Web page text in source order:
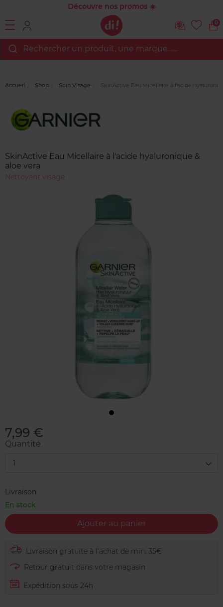
Découvre nos promos ☀️
0
Rechercher un produit, une marque…...
Accueil Shop Soin Visage SkinActive Eau Micellaire à l'acide
SkinActive Eau Micellaire à l'acide hyaluronique &
aloe vera
Nettoyant visage
7,99 €
Quantité
1
Livraison
En stock
Ajouter au panier
Livraison gratuite à l'achat de min. 35€
Retour gratuit dans votre magasin
Expédition sous 24h